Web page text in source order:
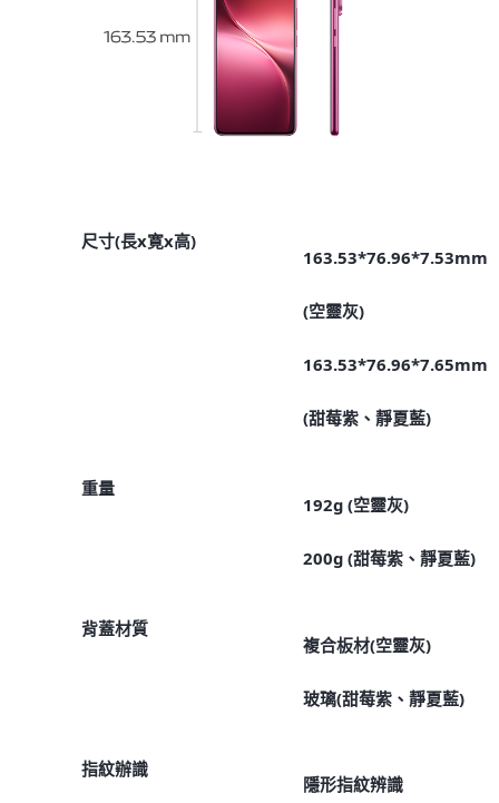
尺寸(長x寛x高)
163.53*76.96*7.53mm
(空靈灰)
163.53*76.96*7.65mm
(甜莓紫、靜夏藍)
重量
192g (空靈灰)
200g (甜莓紫、靜夏藍)
背蓋材質
複合板材(空靈灰)
玻璃(甜莓紫、靜夏藍)
指紋辦識
隱形指紋辨識